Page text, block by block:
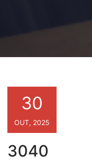
3040
30
OUT, 2025